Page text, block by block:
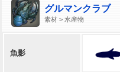
グルマンクラブ
素材 > 水産物
魚影